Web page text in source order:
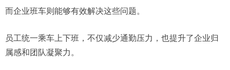
而企业班车则能够有效解决这些问题。
员工统一乘车上下班，不仅减少通勤压力，也提升了企业归
属感和团队凝聚力。